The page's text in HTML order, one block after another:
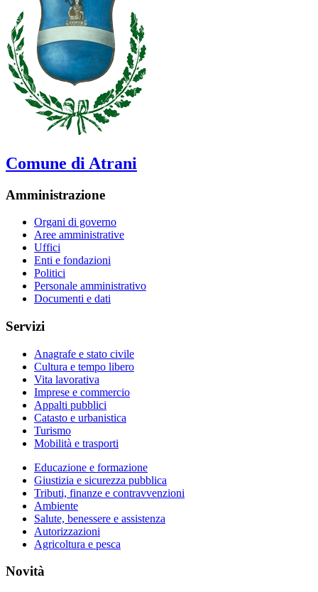
Comune di Atrani
Amministrazione
Organi di governo
Aree amministrative
Uffici
Enti e fondazioni
Politici
Personale amministrativo
Documenti e dati
Servizi
Anagrafe e stato civile
Cultura e tempo libero
Vita lavorativa
Imprese e commercio
Appalti pubblici
Catasto e urbanistica
Turismo
Mobilità e trasporti
Educazione e formazione
Giustizia e sicurezza pubblica
Tributi, finanze e contravvenzioni
Ambiente
Salute, benessere e assistenza
Autorizzazioni
Agricoltura e pesca
Novità